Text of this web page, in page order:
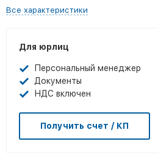
Все характеристики
Для юрлиц
Персональный менеджер
Документы
НДС включен
Получить счет / КП